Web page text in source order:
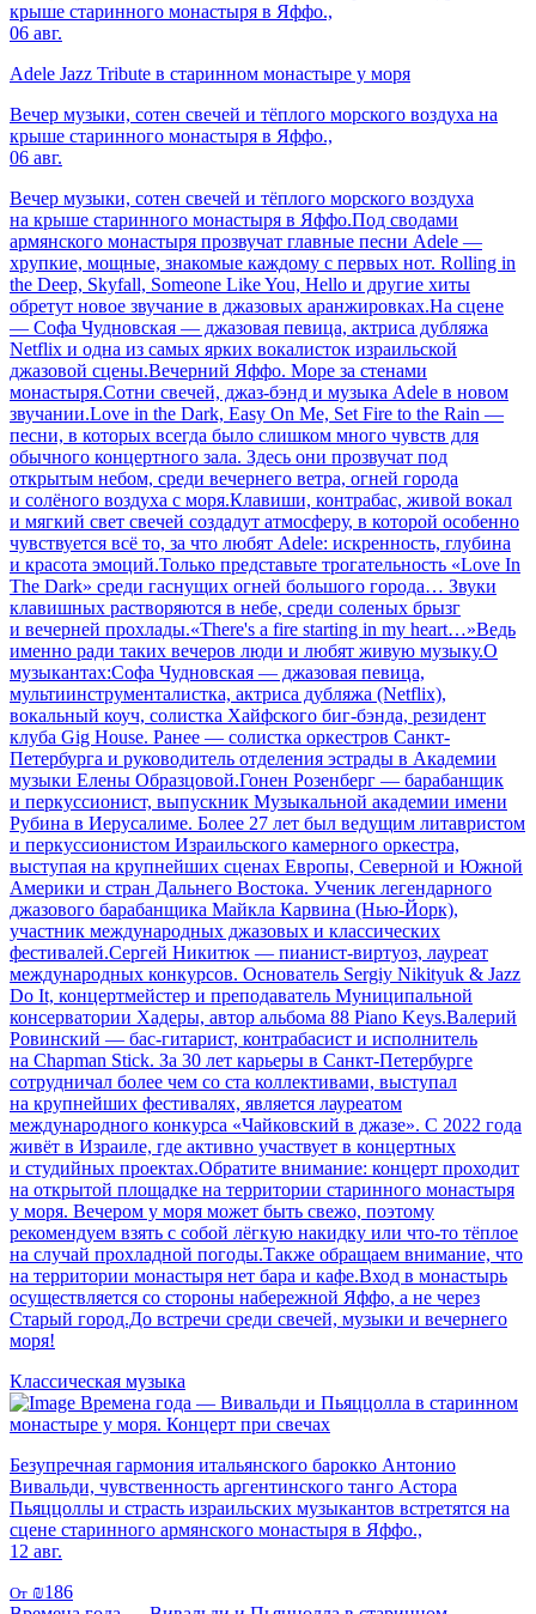
крыше старинного монастыря в Яффо.,
06 авг.
Adele Jazz Tribute в старинном монастыре у моря
Вечер музыки, сотен свечей и тёплого морского воздуха на
крыше старинного монастыря в Яффо.,
06 авг.
Вечер музыки, сотен свечей и тёплого морского воздуха
на крыше старинного монастыря в Яффо.Под сводами
армянского монастыря прозвучат главные песни Adele —
хрупкие, мощные, знакомые каждому с первых нот. Rolling in
the Deep, Skyfall, Someone Like You, Hello и другие хиты
обретут новое звучание в джазовых аранжировках.На сцене
— Софа Чудновская — джазовая певица, актриса дубляжа
Netflix и одна из самых ярких вокалисток израильской
джазовой сцены.Вечерний Яффо. Море за стенами
монастыря.Сотни свечей, джаз-бэнд и музыка Adele в новом
звучании.Love in the Dark, Easy On Me, Set Fire to the Rain —
песни, в которых всегда было слишком много чувств для
обычного концертного зала. Здесь они прозвучат под
открытым небом, среди вечернего ветра, огней города
и солёного воздуха с моря.Клавиши, контрабас, живой вокал
и мягкий свет свечей создадут атмосферу, в которой особенно
чувствуется всё то, за что любят Adele: искренность, глубина
и красота эмоций.Только представьте трогательность «Love In
The Dark» среди гаснущих огней большого города… Звуки
клавишных растворяются в небе, среди соленых брызг
и вечерней прохлады.«There's a fire starting in my heart…»Ведь
именно ради таких вечеров люди и любят живую музыку.О
музыкантах:Софа Чудновская — джазовая певица,
мультиинструменталистка, актриса дубляжа (Netflix),
вокальный коуч, солистка Хайфского биг-бэнда, резидент
клуба Gig House. Ранее — солистка оркестров Санкт-
Петербурга и руководитель отделения эстрады в Академии
музыки Елены Образцовой.Гонен Розенберг — барабанщик
и перкуссионист, выпускник Музыкальной академии имени
Рубина в Иерусалиме. Более 27 лет был ведущим литавристом
и перкуссионистом Израильского камерного оркестра,
выступая на крупнейших сценах Европы, Северной и Южной
Америки и стран Дальнего Востока. Ученик легендарного
джазового барабанщика Майкла Карвина (Нью-Йорк),
участник международных джазовых и классических
фестивалей.Сергей Никитюк — пианист-виртуоз, лауреат
международных конкурсов. Основатель Sergiy Nikityuk & Jazz
Do It, концертмейстер и преподаватель Муниципальной
консерватории Хадеры, автор альбома 88 Piano Keys.Валерий
Ровинский — бас-гитарист, контрабасист и исполнитель
на Chapman Stick. За 30 лет карьеры в Санкт-Петербурге
сотрудничал более чем со ста коллективами, выступал
на крупнейших фестивалях, является лауреатом
международного конкурса «Чайковский в джазе». С 2022 года
живёт в Израиле, где активно участвует в концертных
и студийных проектах.Обратите внимание: концерт проходит
на открытой площадке на территории старинного монастыря
у моря. Вечером у моря может быть свежо, поэтому
рекомендуем взять с собой лёгкую накидку или что-то тёплое
на случай прохладной погоды.Также обращаем внимание, что
на территории монастыря нет бара и кафе.Вход в монастырь
осуществляется со стороны набережной Яффо, а не через
Старый город.До встречи среди свечей, музыки и вечернего
моря!
Классическая музыка
Времена года — Вивальди и Пьяццолла в старинном
монастыре у моря. Концерт при свечах
Безупречная гармония итальянского барокко Антонио
Вивальди, чувственность аргентинского танго Астора
Пьяццоллы и страсть израильских музыкантов встретятся на
сцене старинного армянского монастыря в Яффо.,
12 авг.
От ₪186